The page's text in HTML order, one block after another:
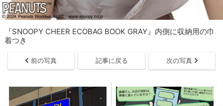
『SNOOPY CHEER ECOBAG BOOK GRAY』内側に収納用の巾
着つき
前の写真 記事に戻る 次の写真